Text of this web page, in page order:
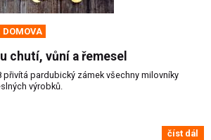
DOMOVA
chutí, vůní a řemesel
pardubický zámek všechny milovníky
výrobků.
číst dál